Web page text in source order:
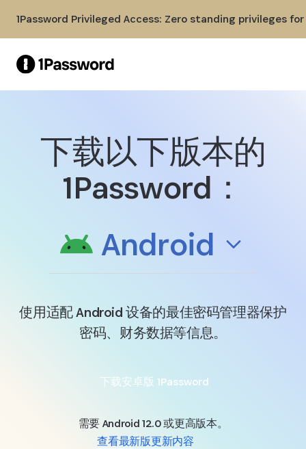
1Password Privileged Access: Zero standing privileges
下载安卓版 1Password
下载以下版本的
1Password：
Android
使用适配 Android 设备的最佳密码管理器保护
密码、财务数据等信息。
下载安卓版 1Password
需要 Android 12.0 或更高版本。
查看最新版更新内容